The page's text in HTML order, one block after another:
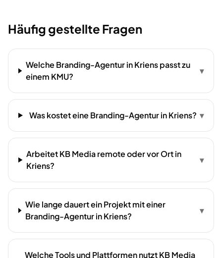
Häufig gestellte Fragen
Welche Branding-Agentur in Kriens passt zu
einem KMU?
▾
Was kostet eine Branding-Agentur in Kriens? ▾
Arbeitet KB Media remote oder vor Ort in
Kriens?
▾
Wie lange dauert ein Projekt mit einer
Branding-Agentur in Kriens?
▾
Welche Tools und Plattformen nutzt KB Media